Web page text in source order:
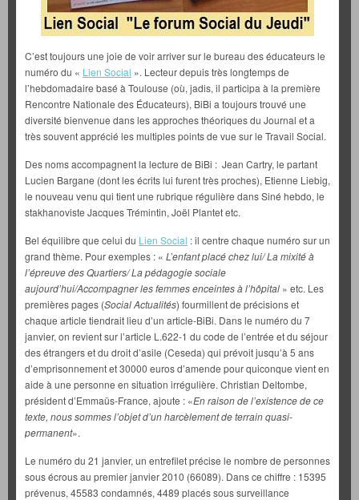
C’est toujours une joie de voir arriver sur le bureau des éducateurs le
numéro du « Lien Social ». Lecteur depuis très longtemps de
l’hebdomadaire basé à Toulouse (où, jadis, il participa à la première
Rencontre Nationale des Éducateurs), BiBi a toujours trouvé une
diversité bienvenue dans les approches théoriques du Journal et a
très souvent apprécié les multiples points de vue sur le Travail Social.
Des noms accompagnent la lecture de BiBi : Jean Cartry, le partant
Lucien Bargane (dont les écrits lui furent très proches), Etienne Liebig,
le nouveau venu qui tient une rubrique régulière dans Siné hebdo, le
stakhanoviste Jacques Trémintin, Joël Plantet etc.
Bel équilibre que celui du Lien Social : il centre chaque numéro sur un
grand thème. Pour exemples : « L’enfant placé chez lui/ La mixité à
l’épreuve des Quartiers/ La pédagogie sociale
aujourd’hui/Accompagner les femmes enceintes à l’hôpital » etc. Les
premières pages (Social Actualités) fourmillent de précisions et
chaque article tiendrait lieu d’un article-BiBi. Dans le numéro du 7
janvier, on revient sur l’article L.622-1 du code de l’entrée et du séjour
des étrangers et du droit d’asile (Ceseda) qui prévoit jusqu’à 5 ans
d’emprisonnement et 30000 euros d’amende pour quiconque vient en
aide à une personne en situation irrégulière. Christian Deltombe,
président d’Emmaüs-France, ajoute : «En raison de l’existence de ce
texte, nous sommes l’objet d’un harcèlement de terrain quasi-
permanent».
Le numéro du 21 janvier, un entrefilet précise le nombre de personnes
sous écrous au premier janvier 2010 (66089). Dans ce chiffre : 15395
prévenus, 45583 condamnés, 4489 placés sous surveillance